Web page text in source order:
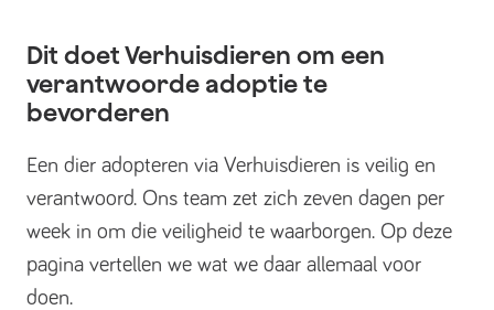
Dit doet Verhuisdieren om een
verantwoorde adoptie te
bevorderen
Een dier adopteren via Verhuisdieren is veilig en
verantwoord. Ons team zet zich zeven dagen per
week in om die veiligheid te waarborgen. Op deze
pagina vertellen we wat we daar allemaal voor
doen.